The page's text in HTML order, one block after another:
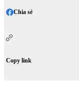
Chia sẻ
Copy link